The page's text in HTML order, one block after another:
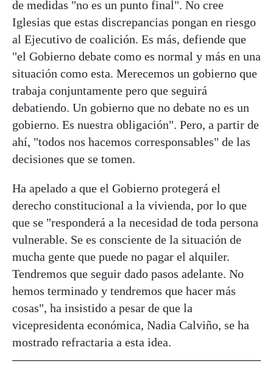
de medidas "no es un punto final". No cree
Iglesias que estas discrepancias pongan en riesgo
al Ejecutivo de coalición. Es más, defiende que
"el Gobierno debate como es normal y más en una
situación como esta. Merecemos un gobierno que
trabaja conjuntamente pero que seguirá
debatiendo. Un gobierno que no debate no es un
gobierno. Es nuestra obligación". Pero, a partir de
ahí, "todos nos hacemos corresponsables" de las
decisiones que se tomen.
Ha apelado a que el Gobierno protegerá el
derecho constitucional a la vivienda, por lo que
que se "responderá a la necesidad de toda persona
vulnerable. Se es consciente de la situación de
mucha gente que puede no pagar el alquiler.
Tendremos que seguir dado pasos adelante. No
hemos terminado y tendremos que hacer más
cosas", ha insistido a pesar de que la
vicepresidenta económica, Nadia Calviño, se ha
mostrado refractaria a esta idea.